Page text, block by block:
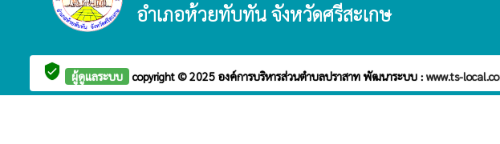
อำเภอห้วยทับทัน จังหวัดศรีสะเกษ
verified_user ผู้ดูแลระบบ copyright © 2025 องค์การบริหารส่วนตำบลปราสาท พัฒนาระบบ : www.ts-